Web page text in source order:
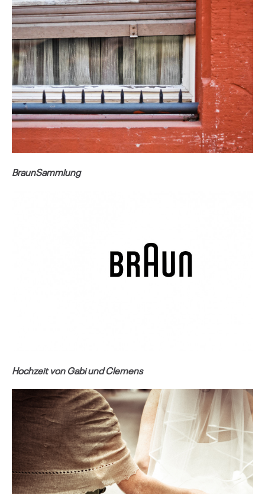
BraunSammlung
Hochzeit von Gabi und Clemens